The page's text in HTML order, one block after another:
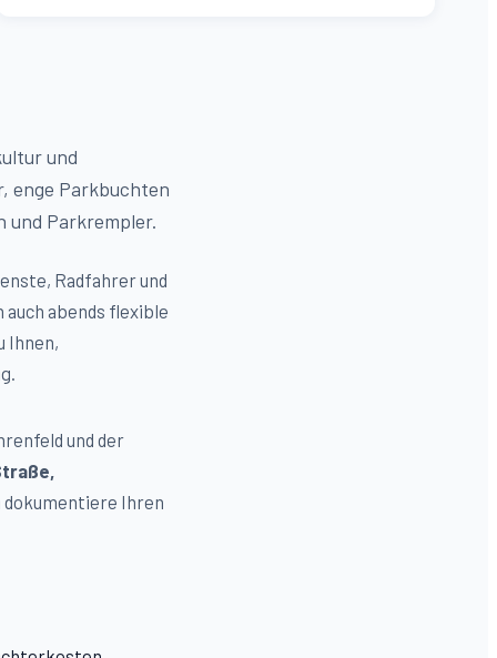
und
enge Parkbuchten
und Parkrempler.
Radfahrer und
abends flexible
Ihnen,
und der
dokumentiere Ihren